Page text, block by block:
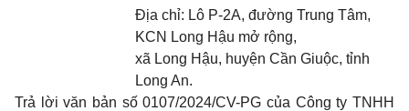
Địa chỉ: Lô P-2A, đường Trung Tâm,
KCN Long Hậu mở rộng,
xã Long Hậu, huyện Cần Giuộc, tỉnh
Long An.
Trả lời văn bản số 0107/2024/CV-PG của Công ty TNHH